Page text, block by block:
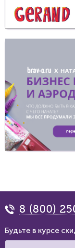
8 (800)
Будьте в курсе